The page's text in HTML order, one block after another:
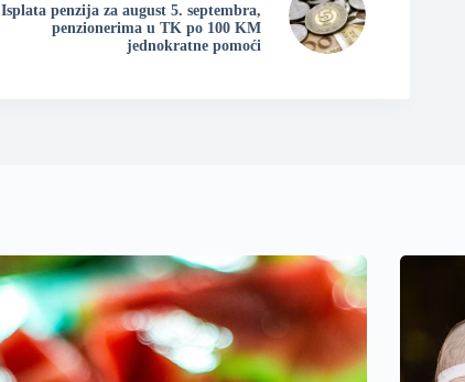
Isplata penzija za august 5. septembra,
penzionerima u TK po 100 KM
jednokratne pomoći